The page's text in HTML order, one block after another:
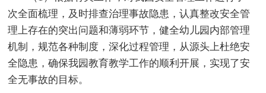
次全面梳理，及时排查治理事故隐患，认真整改安全管
理上存在的突出问题和薄弱环节，健全幼儿园内部管理
机制，规范各种制度，深化过程管理，从源头上杜绝安
全隐患，确保我园教育教学工作的顺利开展，实现了安
全无事故的目标。